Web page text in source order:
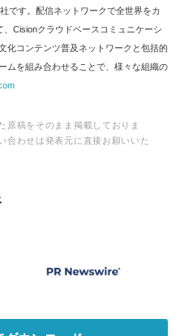
です。配信ネットワークで全世界をカ
Cisionクラウドベースコミュニケーシ
化コンテンツ普及ネットワークと包括的
ムを組み合わせることで、様々な組織の
原稿をそのまま掲載しておりま
合わせは発表元に直接お願いいた